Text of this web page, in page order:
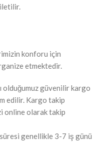
konforu için
etmektedir.
olduğumuz güvenilir kargo
edilir. Kargo takip
online olarak takip
genellikle 3-7 iş günü